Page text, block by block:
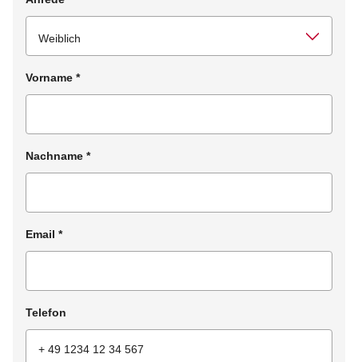
Vorname *
Nachname *
Email *
Telefon